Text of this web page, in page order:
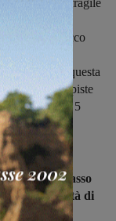
fragile
potrebbe
blocco
detto che questa
delle piste
il Movimento 5
che la
a basso
delle difficoltà di
le piste